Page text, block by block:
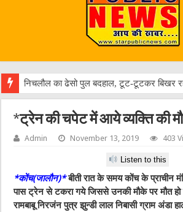
जलभर
*ट्रेन की चपेट में आये व्यक्ति की
Admin November 13, 2019 403
Listen to this
*कोंच(जालौन)*बीती रात के समय कोंच के प्राचीन
पास ट्रेन से टकरा गये जिससे उनकी मौके पर मौत हो
रामबाबू निरजंन पुत्र झुन्डी लाल निबासी ग्राम अंडा